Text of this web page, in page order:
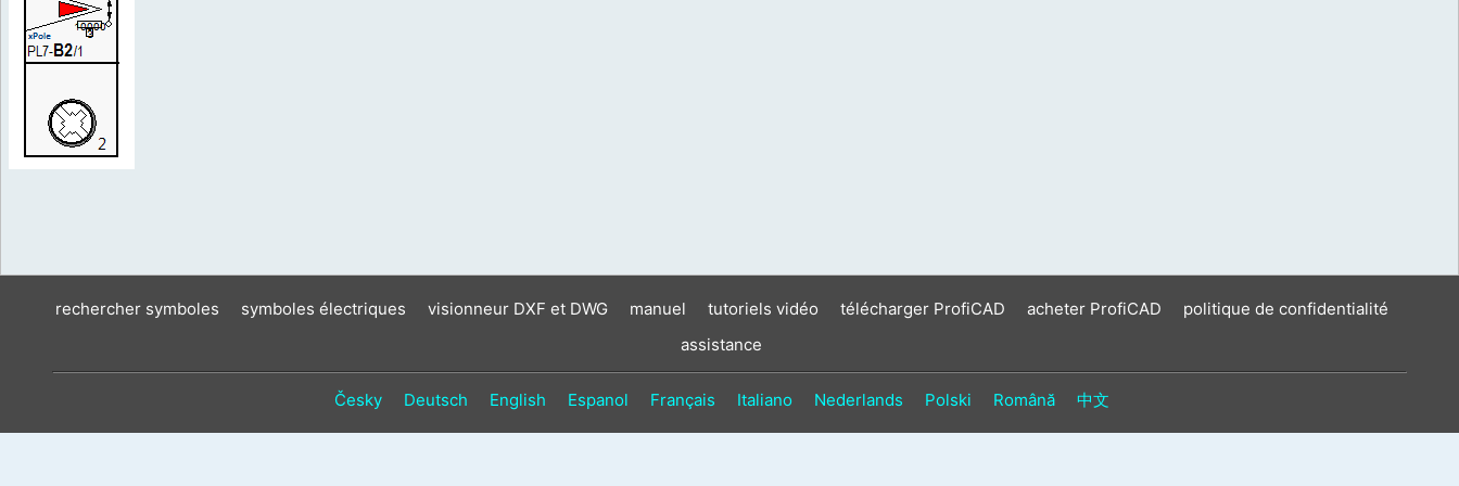
rechercher symboles symboles électriques visionneur DXF et DWG manuel tutoriels vidéo télécharger ProfiCAD acheter ProfiCAD
politique de confidentialité
assistance
Česky Deutsch English Espanol Français Italiano Nederlands Polski Română 中文